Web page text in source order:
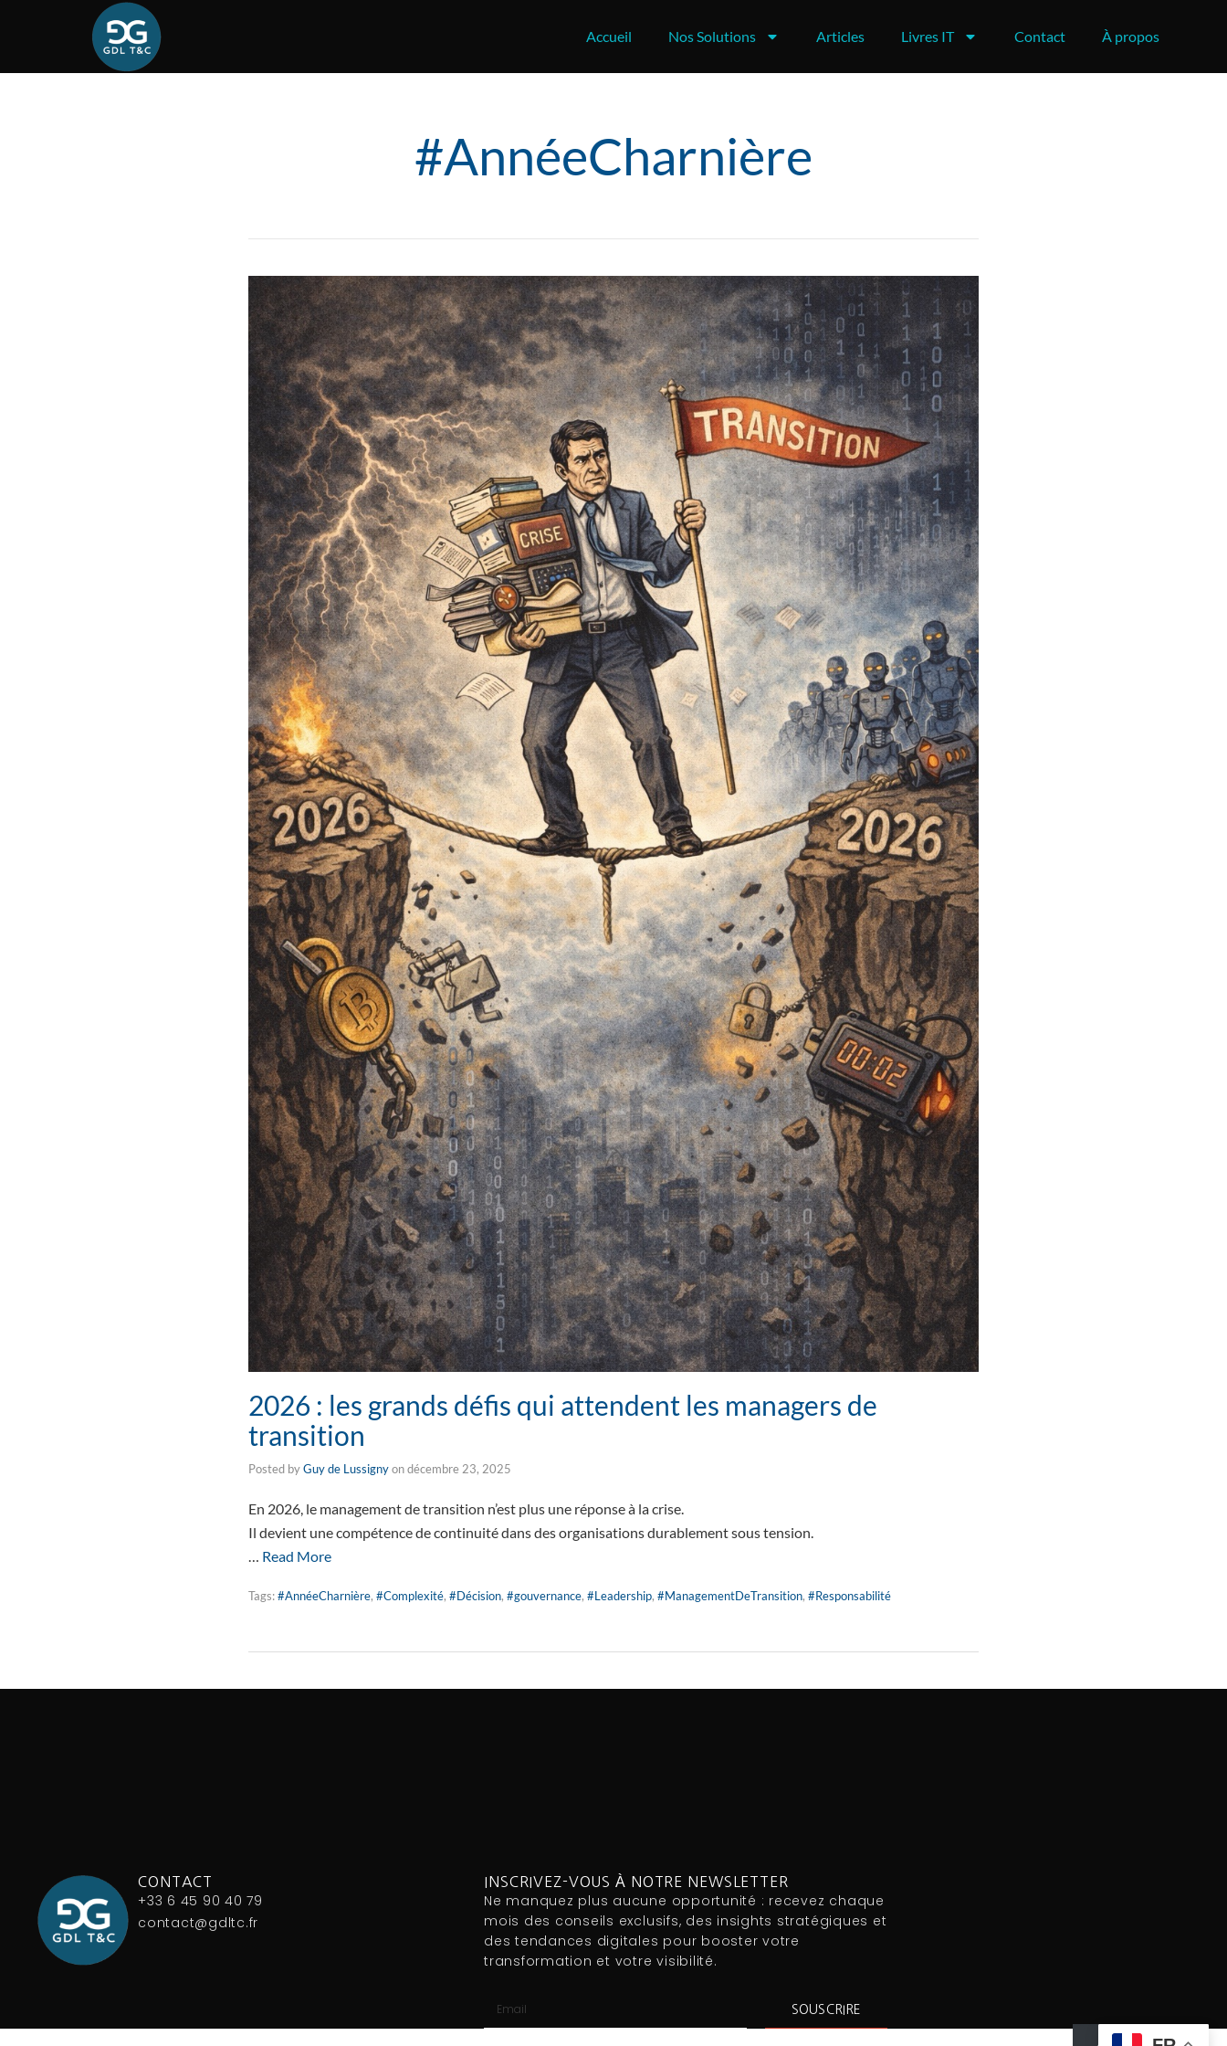
Accueil Nos Solutions Articles Livres IT Contact À propos
#AnnéeCharnière
2026 : les grands défis qui attendent les managers de
transition
Posted byGuy de Lussignyondécembre 23, 2025
En 2026, le management de transition n’est plus une réponse à la crise.
Il devient une compétence de continuité dans des organisations durablement sous tension.
… Read More
Tags:#AnnéeCharnière, #Complexité, #Décision, #gouvernance, #Leadership, #ManagementDeTransition, #Responsabilité
CONTACT
+33 6 45 90 40 79
contact@gdltc.fr
INSCRIVEZ-VOUS À NOTRE NEWSLETTER
Ne manquez plus aucune opportunité : recevez chaque
mois des conseils exclusifs, des insights stratégiques et
des tendances digitales pour booster votre
transformation et votre visibilité.
SOUSCRIRE